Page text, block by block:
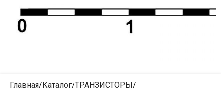
Главная Каталог ТРАНЗИСТОРЫ